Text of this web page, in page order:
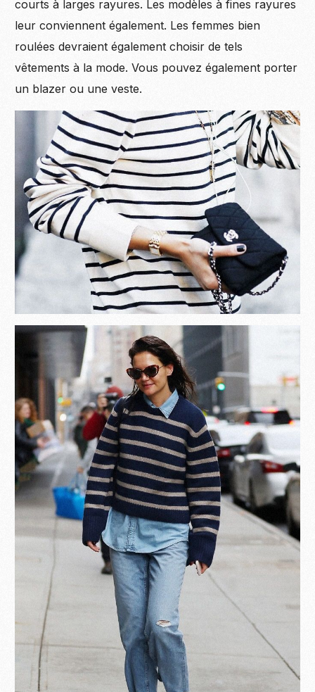
courts à larges rayures. Les modèles à fines rayures
leur conviennent également. Les femmes bien
roulées devraient également choisir de tels
vêtements à la mode. Vous pouvez également porter
un blazer ou une veste.